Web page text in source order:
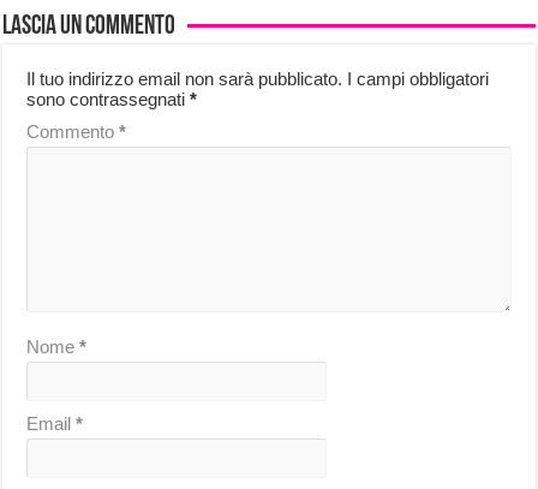
Lascia un commento
Il tuo indirizzo email non sarà pubblicato. I campi obbligatori
sono contrassegnati*
Commento*
Nome*
Email*